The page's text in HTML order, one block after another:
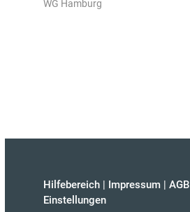
WG Hamburg
Hilfebereich | Impressum | AGB
Einstellungen